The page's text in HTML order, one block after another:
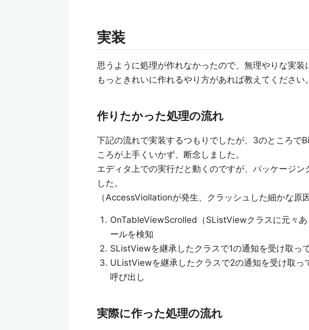
実装
思うように処理が作れなかったので、無理やりな実装
もっときれいに作れるやり方があれば教えてください。
作りたかった処理の流れ
下記の流れで実装するつもりでしたが、3のところで
ころが上手くいかず、断念しました。
エディタ上での実行だと動くのですが、パッケージ
した。
（AccessViollationが発生、クラッシュした細かな原
OnTableViewScrolled（SListViewクラスに元々
ールを検知
SListViewを継承したクラスで1の通知を受け取っ
UListViewを継承したクラスで2の通知を受け取っ
呼び出し
実際に作った処理の流れ